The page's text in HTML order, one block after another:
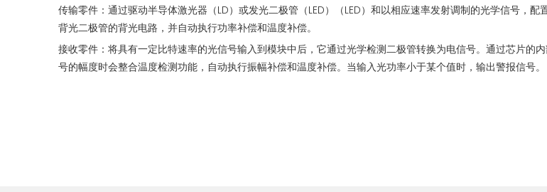
传输零件：通过驱动半导体激光器（LD）或发光二极管（LED）（LED）和以相应速率发射调制的光学信号，
背光二极管的背光电路，并自动执行功率补偿和温度补偿。
接收零件：将具有一定比特速率的光信号输入到模块中后，它通过光学检测二极管转换为电信号。通过芯片的
号的幅度时会整合温度检测功能，自动执行振幅补偿和温度补偿。当输入光功率小于某个值时，输出警报信号。